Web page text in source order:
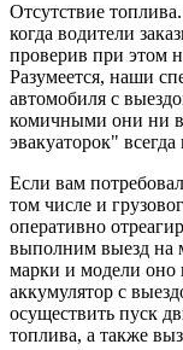
Отсутствие
когда водители
проверив при этом
Разумеется, наши
автомобиля с
комичными они ни
эвакуаторок"
Если вам
том числе и
оперативно
выполним выезд на
марки и модели
аккумулятор с
осуществить пуск
топлива, а также